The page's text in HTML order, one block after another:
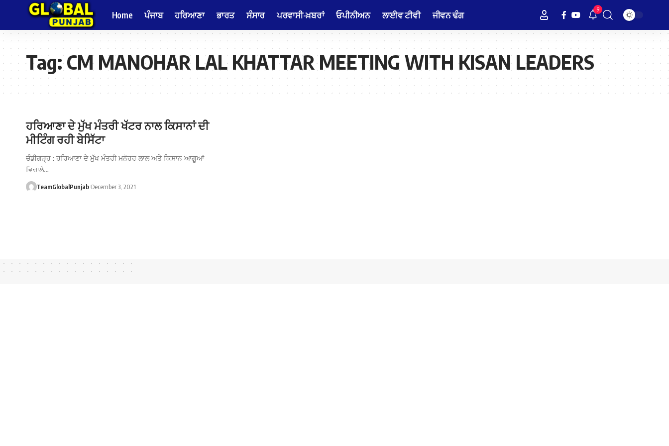
Home ਪੰਜਾਬ ਹਰਿਆਣਾ ਭਾਰਤ ਸੰਸਾਰ ਪਰਵਾਸੀ-ਖ਼ਬਰਾਂ ਓਪੀਨੀਅਨ ਲਾਈਵ ਟੀਵੀ ਜੀਵਨ ਢੰਗ 9
Tag:CM MANOHAR LAL KHATTAR MEETING WITH KISAN LEADERS
ਹਰਿਆਣਾ ਦੇ ਮੁੱਖ ਮੰਤਰੀ ਖੱਟਰ ਨਾਲ ਕਿਸਾਨਾਂ ਦੀ
ਮੀਟਿੰਗ ਰਹੀ ਬੇਸਿੱਟਾ
ਚੰਡੀਗੜ੍ਹ : ਹਰਿਆਣਾ ਦੇ ਮੁੱਖ ਮੰਤਰੀ ਮਨੋਹਰ ਲਾਲ ਅਤੇ ਕਿਸਾਨ ਆਗੂਆਂ
ਵਿਚਾਲੇ…
TeamGlobalPunjab December 3, 2021